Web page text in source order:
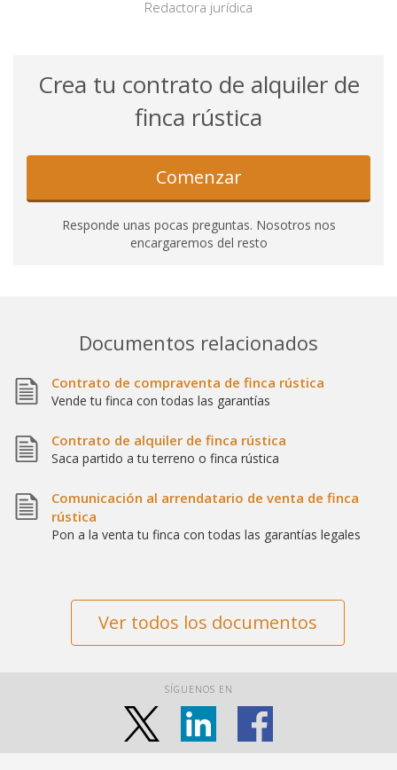
Redactora jurídica
Crea tu contrato de alquiler de
finca rústica
Comenzar
Responde unas pocas preguntas. Nosotros nos
encargaremos del resto
Documentos relacionados
Contrato de compraventa de finca rústica
Vende tu finca con todas las garantías
Contrato de alquiler de finca rústica
Saca partido a tu terreno o finca rústica
Comunicación al arrendatario de venta de finca
rústica
Pon a la venta tu finca con todas las garantías legales
Ver todos los documentos
SÍGUENOS EN